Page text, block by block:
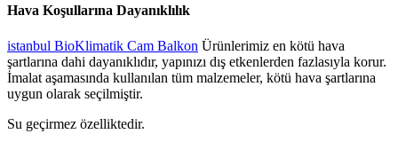
Hava Koşullarına Dayanıklılık
istanbul BioKlimatik Cam Balkon Ürünlerimiz en kötü hava
şartlarına dahi dayanıklıdır, yapınızı dış etkenlerden fazlasıyla korur.
İmalat aşamasında kullanılan tüm malzemeler, kötü hava şartlarına
uygun olarak seçilmiştir.
Su geçirmez özelliktedir.